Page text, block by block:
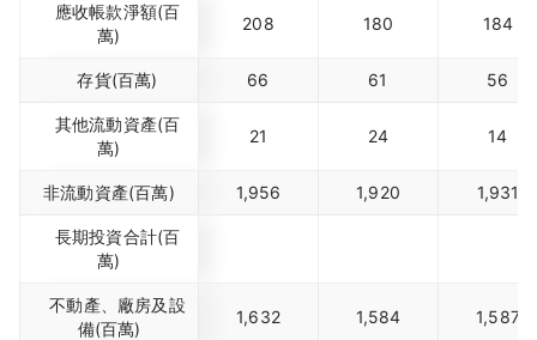
應收帳款淨額(百
萬)
208 180 184
存貨(百萬) 66 61 56
其他流動資產(百
萬)
21 24 14
非流動資產(百萬) 1,956 1,920 1,931
長期投資合計(百
萬)
不動產、廠房及設
備(百萬)
1,632 1,584 1,587